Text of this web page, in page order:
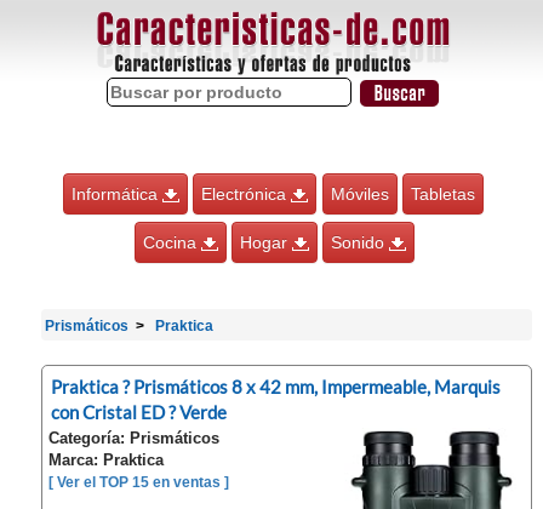
Informática Electrónica Móviles Tabletas
Cocina Hogar Sonido
Prismáticos Praktica
Praktica ? Prismáticos 8 x 42 mm, Impermeable, Marquis
con Cristal ED ? Verde
Categoría: Prismáticos
Marca: Praktica
[ Ver el TOP 15 en ventas ]